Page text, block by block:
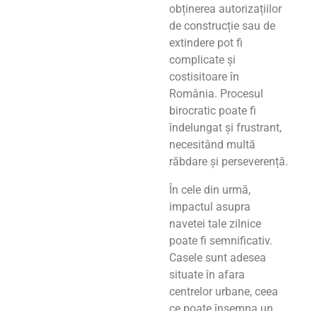
obținerea autorizațiilor
de construcție sau de
extindere pot fi
complicate și
costisitoare în
România. Procesul
birocratic poate fi
îndelungat și frustrant,
necesitând multă
răbdare și perseverență.
În cele din urmă,
impactul asupra
navetei tale zilnice
poate fi semnificativ.
Casele sunt adesea
situate în afara
centrelor urbane, ceea